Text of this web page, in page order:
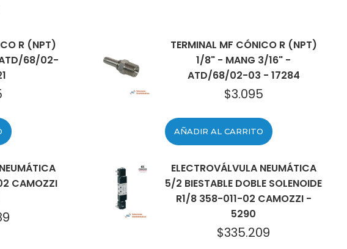
R (NPT)
68/02-
TERMINAL MF CÓNICO R (NPT)
1/8" - MANG 3/16" -
ATD/68/02-03 - 17284
$3.095
AÑADIR AL CARRITO
CAMOZZI
ELECTROVÁLVULA NEUMÁTICA
5/2 BIESTABLE DOBLE SOLENOIDE
R1/8 358-011-02 CAMOZZI -
5290
$335.209